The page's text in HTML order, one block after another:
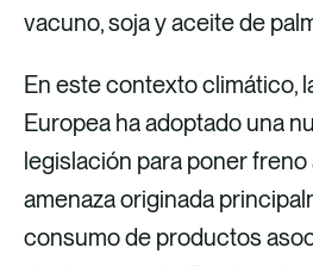
n
k
l
c
ó
vacuno, soja y aceite de
En este contexto climático,
Europea ha adoptado una
legislación para poner freno
amenaza originada
consumo de productos